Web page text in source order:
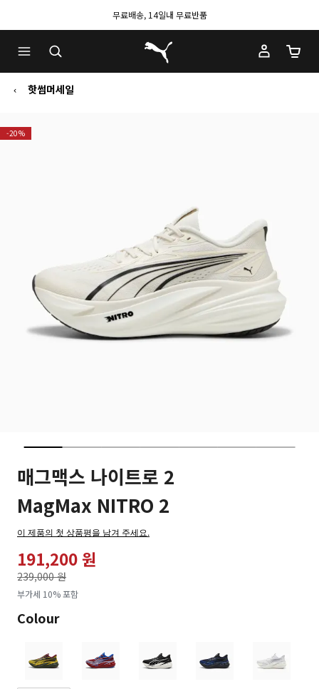
무료배송, 14일내 무료반품
푸마 홈
장바
핫썸머세일
-20%
매그맥스 나이트로 2
MagMax NITRO 2
이 제품의 첫 상품평을 남겨 주세요.
191,200 원
239,000 원
로
부가세 10% 포함
Colour